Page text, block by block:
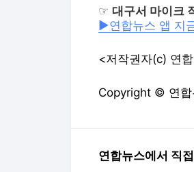
☞ 대구서 마이크
▶연합뉴스 앱 지
<저작권자(c) 연
Copyright © 연합
연합뉴스에서 직